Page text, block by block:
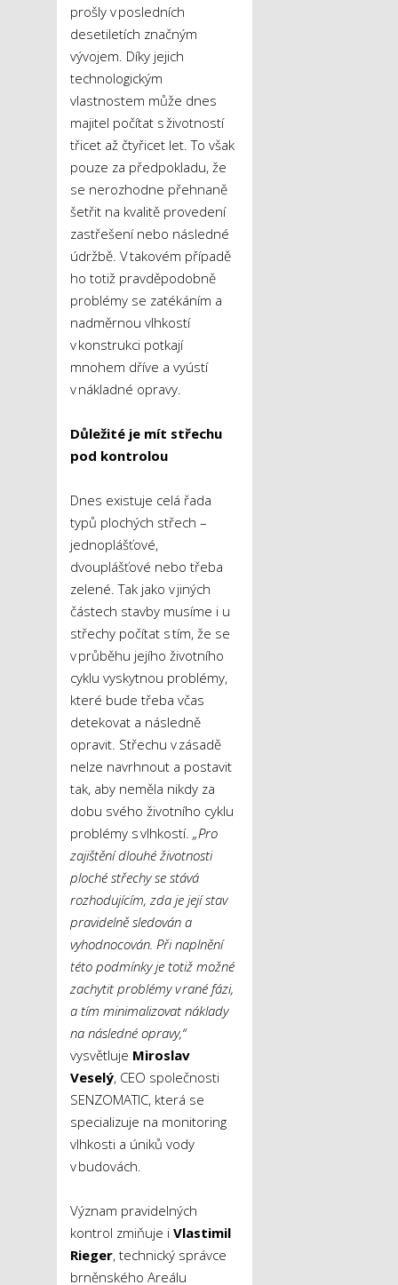
prošly v posledních
desetiletích značným
vývojem. Díky jejich
technologickým
vlastnostem může dnes
majitel počítat s životností
třicet až čtyřicet let. To však
pouze za předpokladu, že
se nerozhodne přehnaně
šetřit na kvalitě provedení
zastřešení nebo následné
údržbě. V takovém případě
ho totiž pravděpodobně
problémy se zatékáním a
nadměrnou vlhkostí
v konstrukci potkají
mnohem dříve a vyústí
v nákladné opravy.
Důležité je mít střechu
pod kontrolou
Dnes existuje celá řada
typů plochých střech –
jednoplášťové,
dvouplášťové nebo třeba
zelené. Tak jako v jiných
částech stavby musíme i u
střechy počítat s tím, že se
v průběhu jejího životního
cyklu vyskytnou problémy,
které bude třeba včas
detekovat a následně
opravit. Střechu v zásadě
nelze navrhnout a postavit
tak, aby neměla nikdy za
dobu svého životního cyklu
problémy s vlhkostí. „Pro
zajištění dlouhé životnosti
ploché střechy se stává
rozhodujícím, zda je její stav
pravidelně sledován a
vyhodnocován. Při naplnění
této podmínky je totiž možné
zachytit problémy v rané fázi,
a tím minimalizovat náklady
na následné opravy,“
vysvětluje Miroslav
Veselý, CEO společnosti
SENZOMATIC, která se
specializuje na monitoring
vlhkosti a úniků vody
v budovách.
Význam pravidelných
kontrol zmiňuje i Vlastimil
Rieger, technický správce
brněnského Areálu